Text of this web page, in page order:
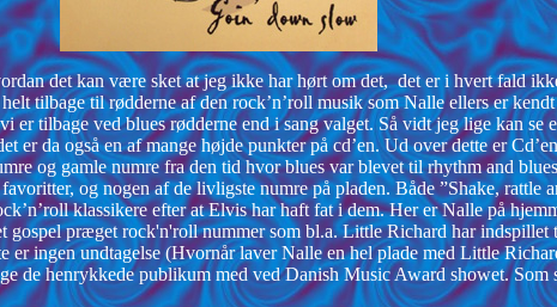
det kan være sket at jeg ikke har hørt om det, det er i hvert fald
tilbage til rødderne af den rock’n’roll musik som Nalle ellers er
er tilbage ved blues rødderne end i sang valget. Så vidt jeg lige kan se
er da også en af mange højde punkter på cd’en. Ud over dette er
og gamle numre fra den tid hvor blues var blevet til rhythm and
og nogen af de livligste numre på pladen. Både ”Shake, rattle
klassikere efter at Elvis har haft fat i dem. Her er Nalle på
gospel præget rock'n'roll nummer som bl.a. Little Richard har indspillet
er ingen undtagelse (Hvornår laver Nalle en hel plade med Little
de henrykkede publikum med ved Danish Music Award showet. Som